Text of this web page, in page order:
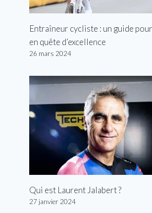
Entraîneur cycliste : un guide
en quête d’excellence
26 mars 2024
Qui est Laurent Jalabert ?
27 janvier 2024